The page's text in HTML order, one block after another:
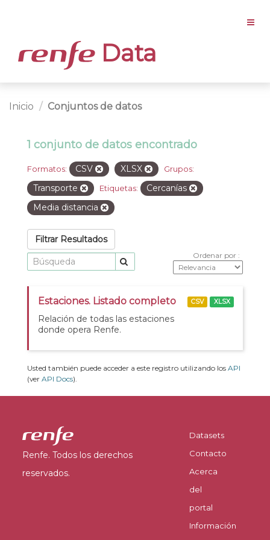
Data
Inicio Conjuntos de datos
1 conjunto de datos encontrado
Formatos: CSV XLSX Grupos:
Transporte Etiquetas:
Cercanías
Media distancia
Filtrar Resultados
Ordenar por
Estaciones. Listado completo
Relación de todas las estaciones
donde opera Renfe.
CSV XLSX
Usted también puede acceder a este registro utilizando los API
(ver API Docs).
Renfe. Todos los derechos
reservados.
Datasets
Contacto
Acerca
del
portal
Información